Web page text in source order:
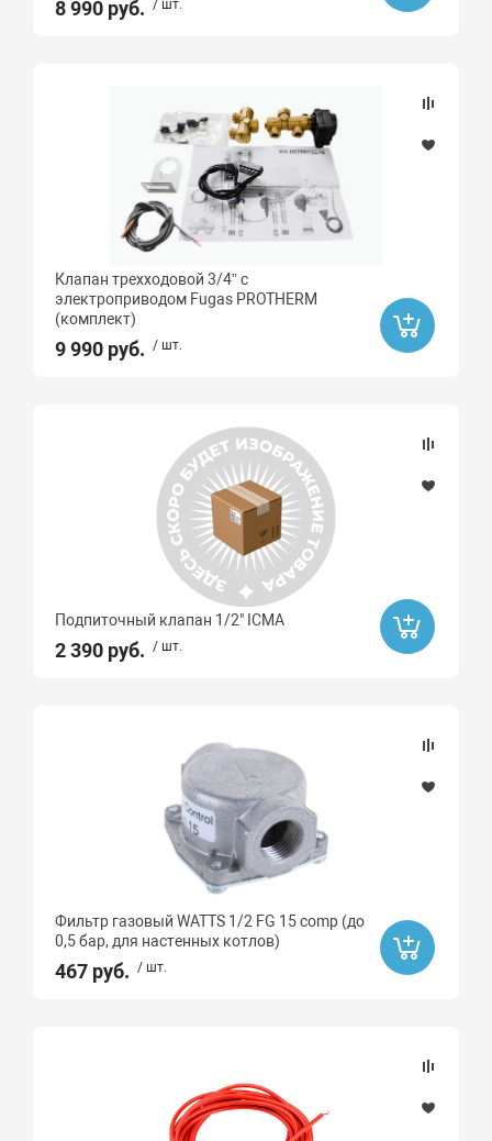
8 990 руб. / шт.
Клапан трехходовой 3/4” с
электроприводом Fugas PROTHERM
(комплект)
9 990 руб. / шт.
Подпиточный клапан 1/2" ICMA
2 390 руб. / шт.
Фильтр газовый WATTS 1/2 FG 15 comp (до
0,5 бар, для настенных котлов)
467 руб. / шт.